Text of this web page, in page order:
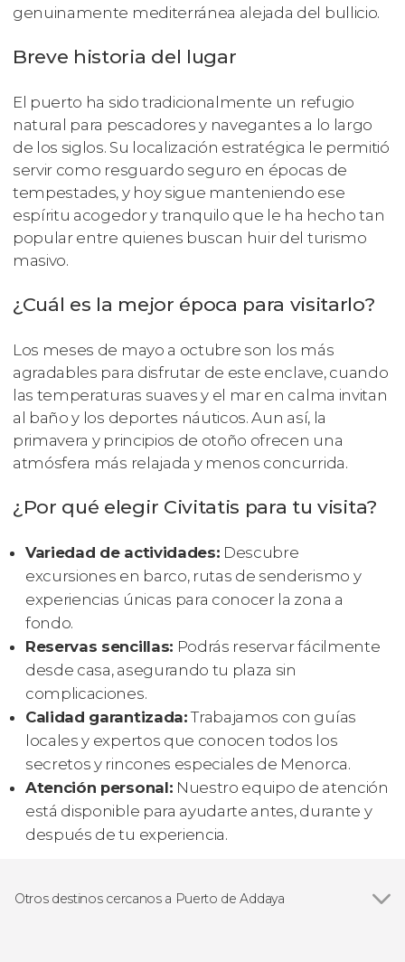
genuinamente mediterránea alejada del bullicio.
Breve historia del lugar
El puerto ha sido tradicionalmente un refugio
natural para pescadores y navegantes a lo largo
de los siglos. Su localización estratégica le permitió
servir como resguardo seguro en épocas de
tempestades, y hoy sigue manteniendo ese
espíritu acogedor y tranquilo que le ha hecho tan
popular entre quienes buscan huir del turismo
masivo.
¿Cuál es la mejor época para visitarlo?
Los meses de mayo a octubre son los más
agradables para disfrutar de este enclave, cuando
las temperaturas suaves y el mar en calma invitan
al baño y los deportes náuticos. Aun así, la
primavera y principios de otoño ofrecen una
atmósfera más relajada y menos concurrida.
¿Por qué elegir Civitatis para tu visita?
Variedad de actividades: Descubre
excursiones en barco, rutas de senderismo y
experiencias únicas para conocer la zona a
fondo.
Reservas sencillas: Podrás reservar fácilmente
desde casa, asegurando tu plaza sin
complicaciones.
Calidad garantizada:Trabajamos con guías
locales y expertos que conocen todos los
secretos y rincones especiales de Menorca.
Atención personal: Nuestro equipo de atención
está disponible para ayudarte antes, durante y
después de tu experiencia.
Otros destinos cercanos a Puerto de Addaya